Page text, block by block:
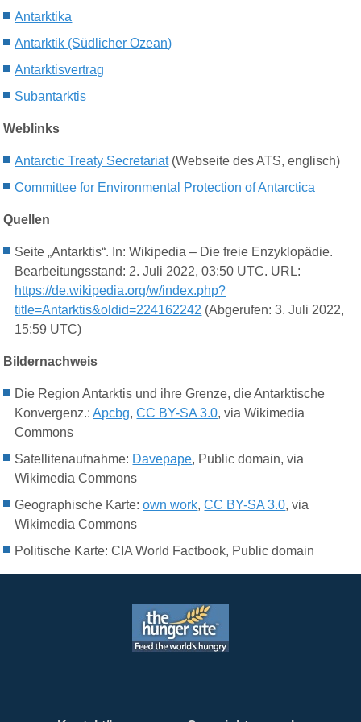
Antarktika
Antarktik (Südlicher Ozean)
Antarktisvertrag
Subantarktis
Weblinks
Antarctic Treaty Secretariat(Webseite des ATS, englisch)
Committee for Environmental Protection of Antarctica
Quellen
Seite „Antarktis“. In: Wikipedia – Die freie Enzyklopädie.
Bearbeitungsstand: 2. Juli 2022, 03:50 UTC. URL:
https://de.wikipedia.org/w/index.php?
title=Antarktis&oldid=224162242 (Abgerufen: 3. Juli 2022,
15:59 UTC)
Bildernachweis
Die Region Antarktis und ihre Grenze, die Antarktische
Konvergenz.:Apcbg,CC BY-SA 3.0, via Wikimedia
Commons
Satellitenaufnahme: Davepape, Public domain, via
Wikimedia Commons
Geographische Karte:own work,CC BY-SA 3.0, via
Wikimedia Commons
Politische Karte: CIA World Factbook, Public domain